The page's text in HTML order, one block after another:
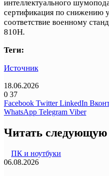
интеллектуального
сертификация по снижению
соответствие военному
810H.
Теги:
Источник
18.06.2026
0 37
Facebook Twitter LinkedIn
WhatsApp Telegram Viber
Читать следующую
ПК и ноутбуки
06.08.2026